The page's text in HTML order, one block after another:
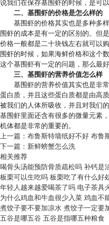
说我们在保存基围虾的时候，是可
二、基围虾的价格是怎么样的
基围虾的价格其实也是多种多样
围虾的成本是有一定的区别的。但
价格一般都是二十块钱左右就可以
围虾的时候，如果海鲜价格和这个
这个基围虾有一定的问题，那么最
三、基围虾的营养价值怎么样
基围虾的营养价值其实也是非常
蛋白质，并且这些蛋白质都是由高
被我们的人体所吸收，并且对我们
基围虾里面还含有很多的微量元素
机体都是非常的重要的。
上一篇： 布鲁斯特墙纸好不好 布鲁
下一篇： 新鲜螃蟹怎么洗
相关推荐
喝骨头汤能预防骨质疏松吗 补钙是
板栗可以生吃吗 板栗吃了有什么好
年轻人越来越爱喝茶了吗 电子茶具
为什么鸡血和牛血很少入菜 鸡血不
煮饺子要不要加凉水 煮饺子一定要
五谷是哪五谷 五谷是指哪五种粮食